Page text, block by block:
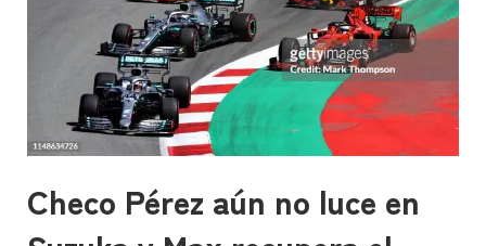
Checo Pérez aún no luce en